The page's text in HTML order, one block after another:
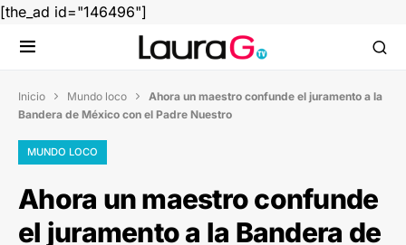
[the_ad id="146496"]
Inicio  Mundo loco  Ahora un maestro confunde el juramento a la
Bandera de México con el Padre Nuestro
MUNDO LOCO
Ahora un maestro confunde
el juramento a la Bandera de